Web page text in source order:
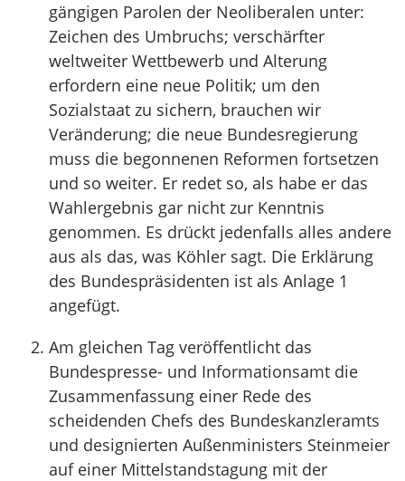
gängigen Parolen der Neoliberalen unter:
Zeichen des Umbruchs; verschärfter
weltweiter Wettbewerb und Alterung
erfordern eine neue Politik; um den
Sozialstaat zu sichern, brauchen wir
Veränderung; die neue Bundesregierung
muss die begonnenen Reformen fortsetzen
und so weiter. Er redet so, als habe er das
Wahlergebnis gar nicht zur Kenntnis
genommen. Es drückt jedenfalls alles andere
aus als das, was Köhler sagt. Die Erklärung
des Bundespräsidenten ist als Anlage 1
angefügt.
Am gleichen Tag veröffentlicht das
Bundespresse- und Informationsamt die
Zusammenfassung einer Rede des
scheidenden Chefs des Bundeskanzleramts
und designierten Außenministers Steinmeier
auf einer Mittelstandstagung mit der